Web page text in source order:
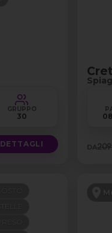
GRUPPO
30
DETTAGLI DA